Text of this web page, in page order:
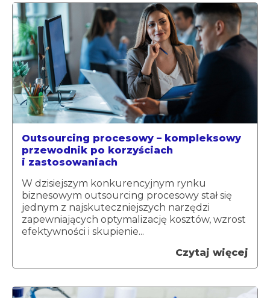
Outsourcing procesowy – kompleksowy
przewodnik po korzyściach
i zastosowaniach
W dzisiejszym konkurencyjnym rynku
biznesowym outsourcing procesowy stał się
jednym z najskuteczniejszych narzędzi
zapewniających optymalizację kosztów, wzrost
efektywności i skupienie...
Czytaj więcej